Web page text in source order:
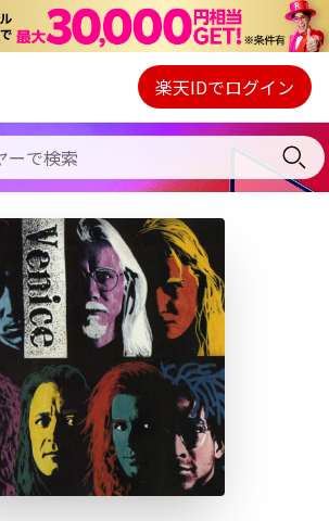
試し
Webプレイヤー
ご契約内容の確認・変更
楽天IDでログイン